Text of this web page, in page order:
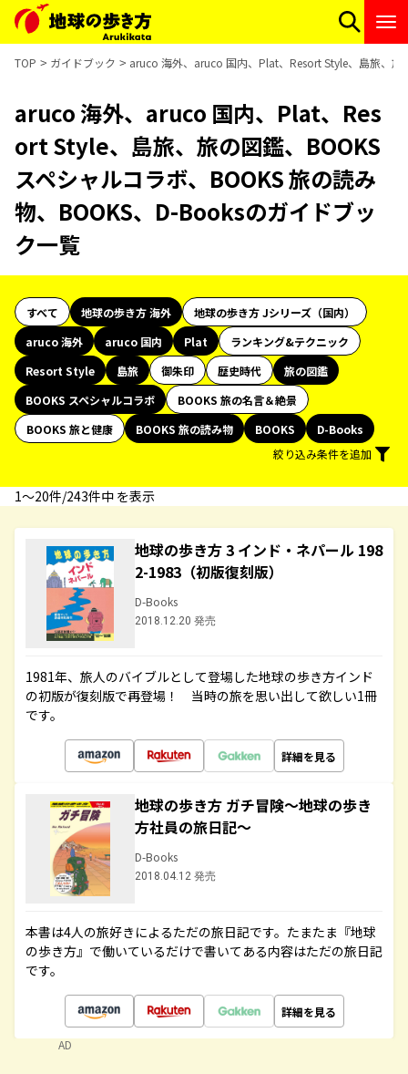
TOP ガイドブック aruco 海外、aruco 国内、Plat、Resort Style、島旅、旅
aruco 海外、aruco 国内、Plat、Res
ort Style、島旅、旅の図鑑、BOOKS
スペシャルコラボ、BOOKS 旅の読み
物、BOOKS、D-Booksのガイドブッ
ク一覧
すべて 地球の歩き方 海外
地球の歩き方 Jシリーズ（国内）
aruco 海外
aruco 国内 Plat
ランキング&テクニック
Resort Style
島旅 御朱印 歴史時代
旅の図鑑
BOOKS スペシャルコラボ
BOOKS 旅の名言＆絶景
BOOKS 旅と健康
BOOKS 旅の読み物 BOOKS
D-Books
絞り込み条件を追加
1〜20件/243件中 を表示
地球の歩き方 3 インド・ネパール 198
2-1983（初版復刻版）
D-Books
2018.12.20 発売
1981年、旅人のバイブルとして登場した地球の歩き方インド
の初版が復刻版で再登場！ 当時の旅を思い出して欲しい1冊
です。
詳細を見る
地球の歩き方 ガチ冒険～地球の歩き
方社員の旅日記～
D-Books
2018.04.12 発売
本書は4人の旅好きによるただの旅日記です。たまたま『地球
の歩き方』で働いているだけで書いてある内容はただの旅日記
です。
詳細を見る
AD